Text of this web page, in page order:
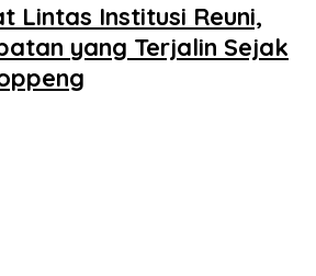
Lintas Institusi Reuni,
yang Terjalin Sejak